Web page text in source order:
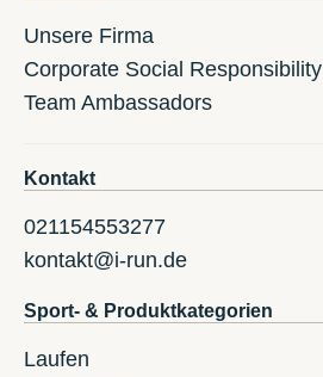
Unsere Firma
Corporate Social Responsibility
Team Ambassadors
Kontakt
021154553277
kontakt@i-run.de
Sport- & Produktkategorien
Laufen